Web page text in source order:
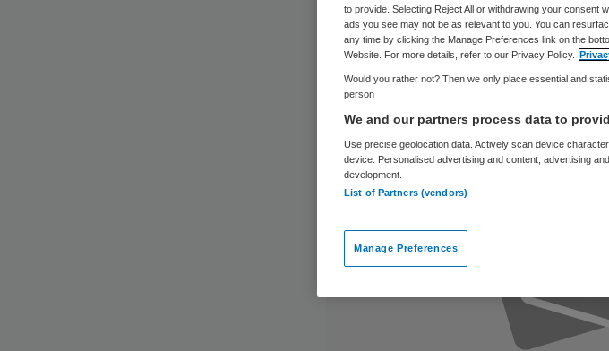
Philip van de Poel 14 juni
to provide. Selecting Reject All or withdrawing your consent
ads you see may not be as relevant to you. You can
any time by clicking the Manage Preferences link on the
Website. For more details, refer to our Privacy Policy.
Would you rather not? Then we only place essential and
person
We and our partners process data to
Use precise geolocation data. Actively scan device
device. Personalised advertising and content, advertising
development.
List of Partners (vendors)
Manage Preferences